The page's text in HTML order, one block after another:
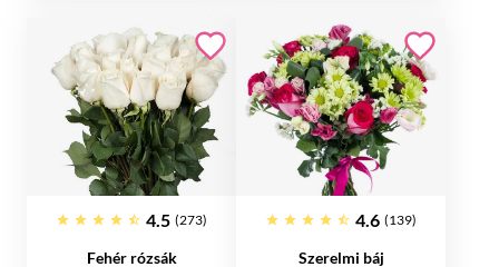
4.5 (273)
Fehér rózsák
4.6 (139)
Szerelmi báj